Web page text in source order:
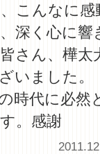
こんなに
深く心に響
さん、樺太
いました。
時代に必然
。感謝